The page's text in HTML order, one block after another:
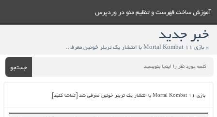
آموزش ساخت فهرست و تنظيم منو در وردپرس
خبر جدید
» بازی Mortal Kombat 11 با انتشار یک تریلر خونین معرفی شد [تماشا کنید]
جستجو
بازی Mortal Kombat 11 با انتشار یک تریلر خونین معرفی شد [تماشا کنید]